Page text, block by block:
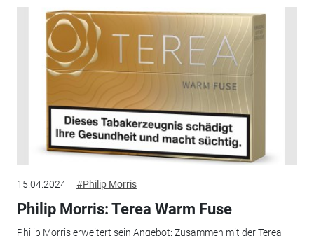
15.04.2024 #Philip Morris
Philip Morris: Terea Warm Fuse
Philip Morris erweitert sein Angebot: Zusammen mit der Terea